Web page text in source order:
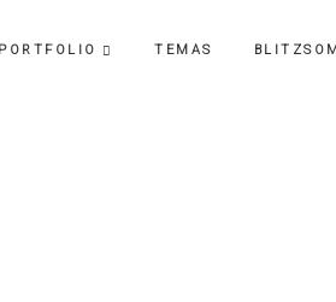
PORTFOLIO TEMAS